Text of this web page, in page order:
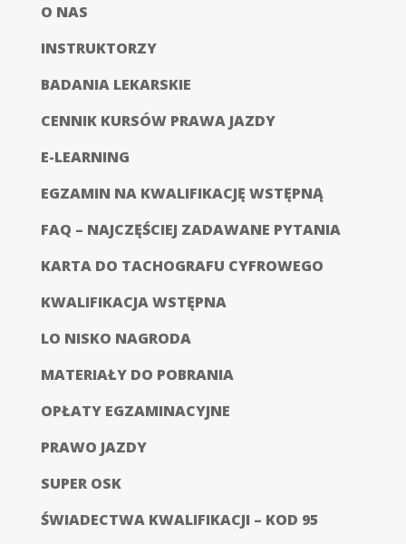
O NAS
INSTRUKTORZY
BADANIA LEKARSKIE
CENNIK KURSÓW PRAWA JAZDY
E-LEARNING
EGZAMIN NA KWALIFIKACJĘ WSTĘPNĄ
FAQ – NAJCZĘŚCIEJ ZADAWANE PYTANIA
KARTA DO TACHOGRAFU CYFROWEGO
KWALIFIKACJA WSTĘPNA
LO NISKO NAGRODA
MATERIAŁY DO POBRANIA
OPŁATY EGZAMINACYJNE
PRAWO JAZDY
SUPER OSK
ŚWIADECTWA KWALIFIKACJI – KOD 95